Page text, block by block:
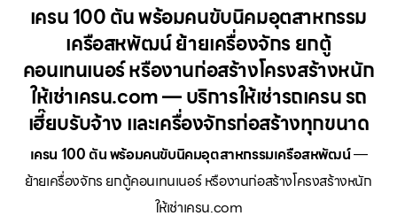
เครน 100 ตัน พร้อมคนขับนิคมอุตสาหกรรม
เครือสหพัฒน์ ย้ายเครื่องจักร ยกตู้
คอนเทนเนอร์ หรืองานก่อสร้างโครงสร้างหนัก
ให้เช่าเครน.com — บริการให้เช่ารถเครน รถ
เฮี๊ยบรับจ้าง และเครื่องจักรก่อสร้างทุกขนาด
เครน 100 ตัน พร้อมคนขับนิคมอุตสาหกรรมเครือสหพัฒน์—
ย้ายเครื่องจักร ยกตู้คอนเทนเนอร์ หรืองานก่อสร้างโครงสร้างหนัก
ให้เช่าเครน.com